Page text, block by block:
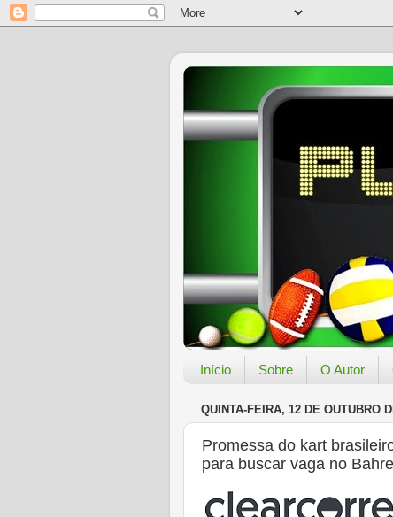
Início Sobre O Autor
QUINTA-FEIRA, 12 DE OUTUBRO
Promessa do kart
para buscar vaga no